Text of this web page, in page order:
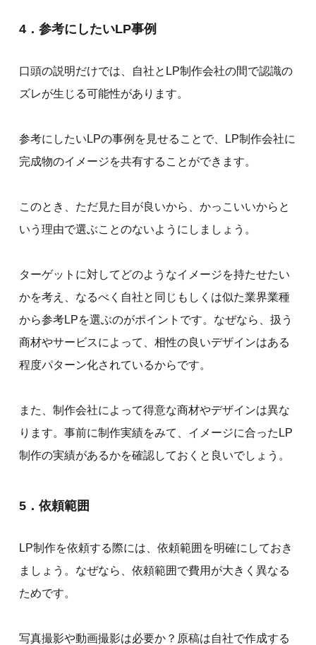
4．参考にしたいLP事例
口頭の説明だけでは、自社とLP制作会社の間で認識の
ズレが生じる可能性があります。
参考にしたいLPの事例を見せることで、LP制作会社に
完成物のイメージを共有することができます。
このとき、ただ見た目が良いから、かっこいいからと
いう理由で選ぶことのないようにしましょう。
ターゲットに対してどのようなイメージを持たせたい
かを考え、なるべく自社と同じもしくは似た業界業種
から参考LPを選ぶのがポイントです。なぜなら、扱う
商材やサービスによって、相性の良いデザインはある
程度パターン化されているからです。
また、制作会社によって得意な商材やデザインは異な
ります。事前に制作実績をみて、イメージに合ったLP
制作の実績があるかを確認しておくと良いでしょう。
5．依頼範囲
LP制作を依頼する際には、依頼範囲を明確にしておき
ましょう。なぜなら、依頼範囲で費用が大きく異なる
ためです。
写真撮影や動画撮影は必要か？原稿は自社で作成する